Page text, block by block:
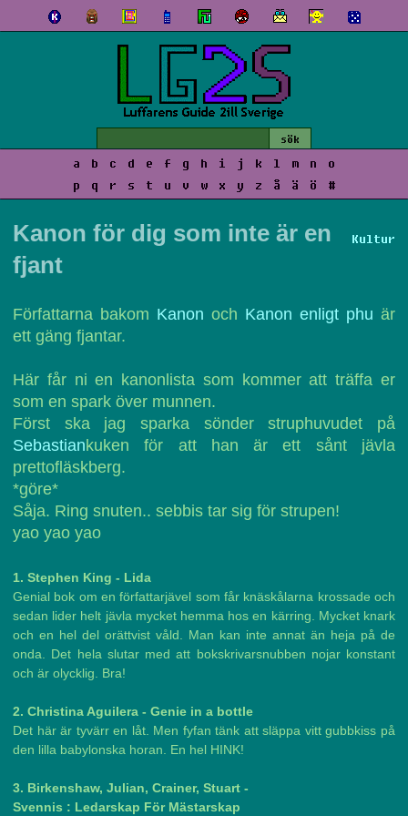
a b c d e f g h i j k l m n
o
p
q r s t u v w x y z å ä ö #
Kultur
Kanon för dig som inte är en
fjant
Författarna bakom Kanon och Kanon enligt phu är
ett gäng fjantar.
Här får ni en kanonlista som kommer att träffa er
som en spark över munnen.
Först ska jag sparka sönder struphuvudet på
Sebastiankuken för att han är ett sånt jävla
prettofläskberg.
*göre*
Såja. Ring snuten.. sebbis tar sig för strupen!
yao yao yao
1. Stephen King - Lida
Genial bok om en författarjävel som får knäskålarna krossade och
sedan lider helt jävla mycket hemma hos en kärring. Mycket knark
och en hel del orättvist våld. Man kan inte annat än heja på de
onda. Det hela slutar med att bokskrivarsnubben nojar konstant
och är olycklig. Bra!
2. Christina Aguilera - Genie in a bottle
Det här är tyvärr en låt. Men fyfan tänk att släppa vitt gubbkiss på
den lilla babylonska horan. En hel HINK!
3. Birkenshaw, Julian, Crainer, Stuart -
Svennis : Ledarskap För Mästarskap